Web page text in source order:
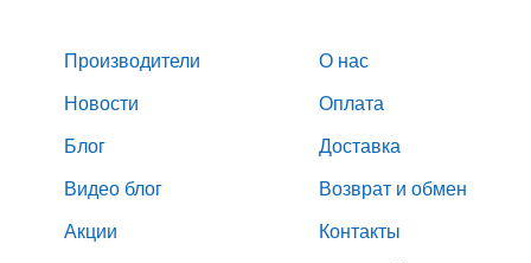
Производители
Новости
Блог
Видео блог
Акции
О нас
Оплата
Доставка
Возврат и обмен
Контакты